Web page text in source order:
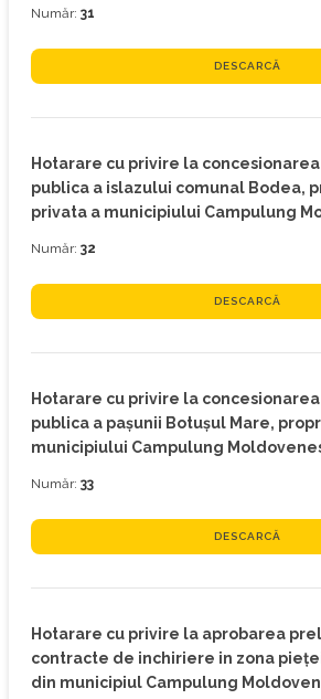
Număr: 31
DESCARCĂ
Hotarare cu privire la
publica a islazului comunal Bodea,
privata a municipiului Campulung
Număr: 32
DESCARCĂ
Hotarare cu privire la
publica a paşunii Botuşul Mare,
municipiului Campulung
Număr: 33
DESCARCĂ
Hotarare cu privire la aprobarea
contracte de inchiriere in zona
din municipiul Campulung